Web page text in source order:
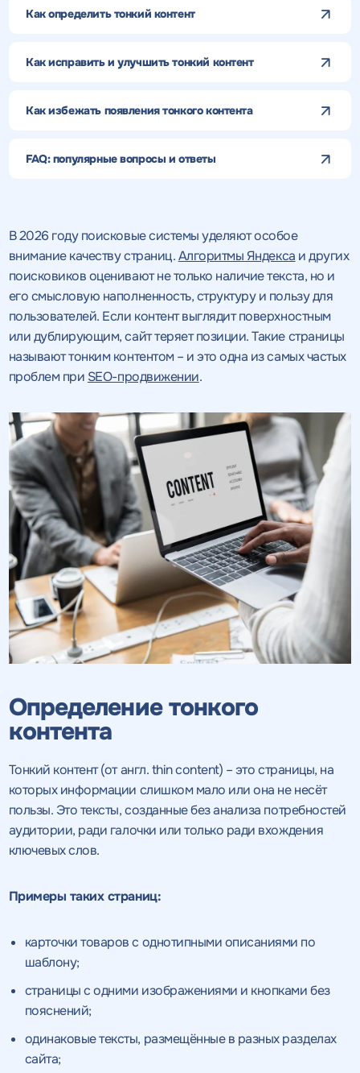
Как определить тонкий контент
Как исправить и улучшить тонкий контент
Как избежать появления тонкого контента
FAQ: популярные вопросы и ответы
В 2026 году поисковые системы уделяют особое
внимание качеству страниц.Алгоритмы Яндекса и других
поисковиков оценивают не только наличие текста, но и
его смысловую наполненность, структуру и пользу для
пользователей. Если контент выглядит поверхностным
или дублирующим, сайт теряет позиции. Такие страницы
называют тонким контентом – и это одна из самых частых
проблем при SEO-продвижении.
Определение тонкого
контента
Тонкий контент (от англ. thin content) – это страницы, на
которых информации слишком мало или она не несёт
пользы. Это тексты, созданные без анализа потребностей
аудитории, ради галочки или только ради вхождения
ключевых слов.
Примеры таких страниц:
карточки товаров с однотипными описаниями по
шаблону;
страницы с одними изображениями и кнопками без
пояснений;
одинаковые тексты, размещённые в разных разделах
сайта;